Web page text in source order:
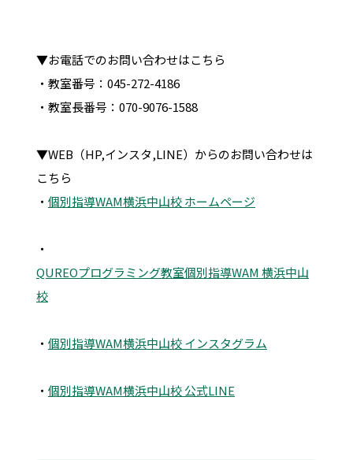
▼お電話でのお問い合わせはこちら
・教室番号：045-272-4186
・教室長番号：070-9076-1588
▼WEB（HP,インスタ,LINE）からのお問い合わせは
こちら
・ 個別指導WAM横浜中山校 ホームページ
・
QUREOプログラミング教室個別指導WAM 横浜中山
校
・ 個別指導WAM横浜中山校 インスタグラム
・ 個別指導WAM横浜中山校 公式LINE